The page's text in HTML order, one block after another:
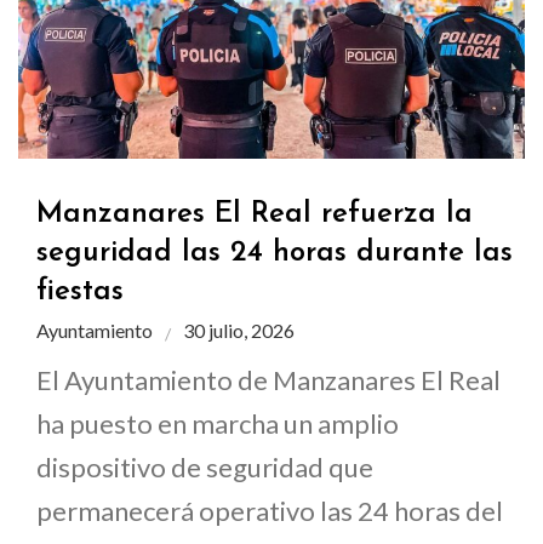
Manzanares El Real refuerza la
seguridad las 24 horas durante las
fiestas
Ayuntamiento 30 julio, 2026
El Ayuntamiento de Manzanares El Real
ha puesto en marcha un amplio
dispositivo de seguridad que
permanecerá operativo las 24 horas del